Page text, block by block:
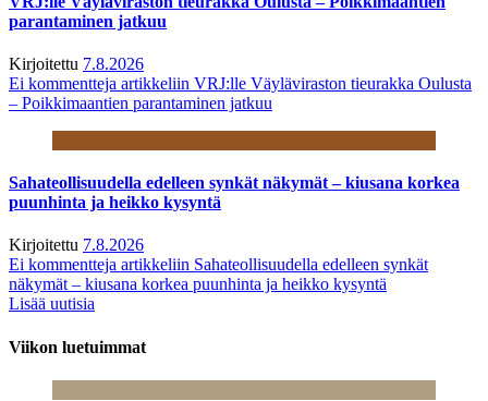
parantaminen jatkuu
Kirjoitettu 7.8.2026
Ei kommentteja artikkeliin VRJ:lle Väyläviraston tieurakka Oulusta
– Poikkimaantien parantaminen jatkuu
Sahateollisuudella edelleen synkät näkymät – kiusana korkea
puunhinta ja heikko kysyntä
Kirjoitettu 7.8.2026
Ei kommentteja artikkeliin Sahateollisuudella edelleen synkät
näkymät – kiusana korkea puunhinta ja heikko kysyntä
Lisää uutisia
Viikon luetuimmat